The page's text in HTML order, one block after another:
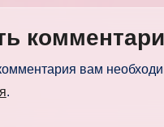
вам
.